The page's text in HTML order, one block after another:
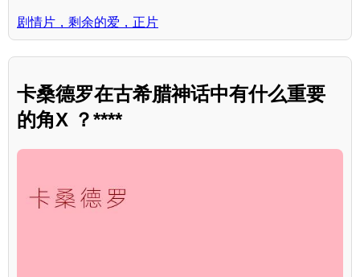
剧情片，剩余的爱，正片
卡桑德罗在古希腊神话中有什么重要
的角X ？****